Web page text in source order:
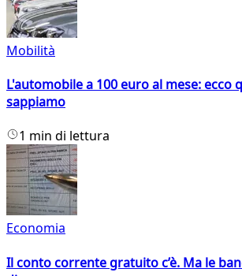
Mobilità
L'automobile a 100 euro al mese: ecco
sappiamo
1 min di lettura
Economia
Il conto corrente gratuito c’è. Ma le